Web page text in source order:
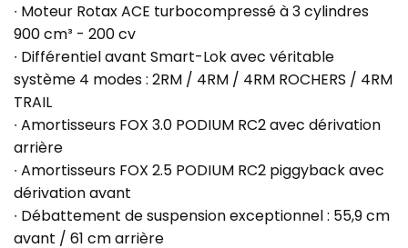
∙ Moteur Rotax ACE turbocompressé à 3 cylindres
900 cm³ - 200 cv
∙ Différentiel avant Smart-Lok avec véritable
système 4 modes : 2RM / 4RM / 4RM ROCHERS / 4RM
TRAIL
∙ Amortisseurs FOX 3.0 PODIUM RC2 avec dérivation
arrière
∙ Amortisseurs FOX 2.5 PODIUM RC2 piggyback avec
dérivation avant
∙ Débattement de suspension exceptionnel : 55,9 cm
avant / 61 cm arrière